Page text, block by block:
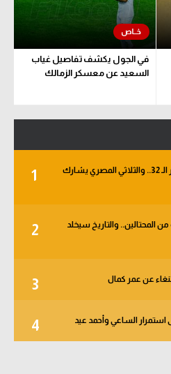
في الجول يكشف تفاصيل غياب
السعيد عن معسكر الزمالك
1
خبر في الجول - الأهلي يبدأ من دور الـ 32.. والثلاثي المصري يشارك
2
المحتالين.. والتاريخ سيخلد
3 عن عمر كمال
4 استمرار الساعي وأحمد عيد